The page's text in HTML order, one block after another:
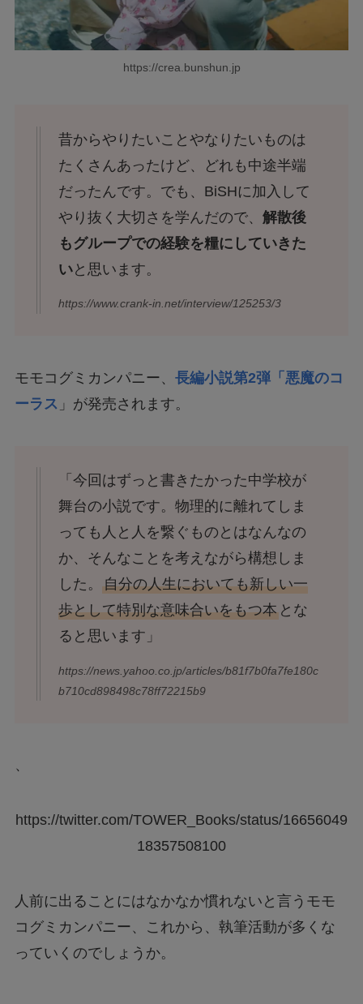
https://crea.bunshun.jp
昔からやりたいことやなりたいものは
たくさんあったけど、どれも中途半端
だったんです。でも、BiSHに加入して
やり抜く大切さを学んだので、 解散後
もグループでの経験を糧にしていきた
いと思います。
https://www.crank-in.net/interview/125253/3
モモコグミカンパニー、 長編小説第2弾「悪魔のコ
ーラス 」が発売されます。
「今回はずっと書きたかった中学校が
舞台の小説です。物理的に離れてしま
っても人と人を繋ぐものとはなんなの
か、そんなことを考えながら構想しま
した。 自分の人生においても新しい一
歩として特別な意味合いをもつ本とな
ると思います」
https://news.yahoo.co.jp/articles/b81f7b0fa7fe180c
b710cd898498c78ff72215b9
、
https://twitter.com/TOWER_Books/status/16656049
18357508100
人前に出ることにはなかなか慣れないと言うモモ
コグミカンパニー、これから、執筆活動が多くな
っていくのでしょうか。